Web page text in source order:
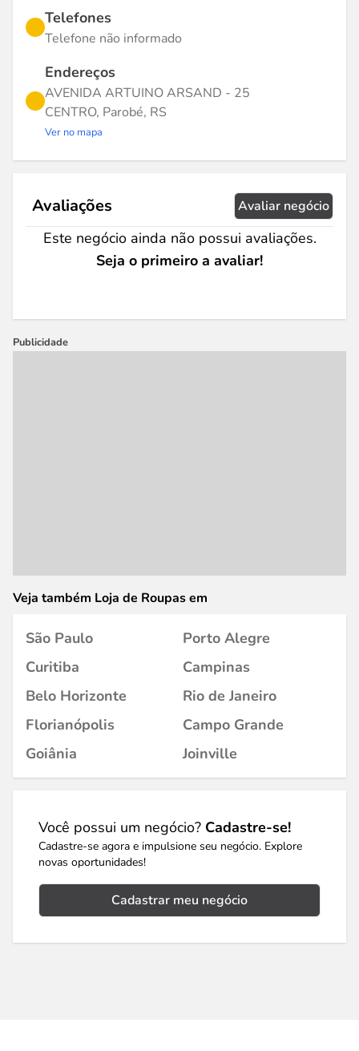
Telefones
Telefone não informado
Endereços
AVENIDA ARTUINO ARSAND - 25
CENTRO, Parobé, RS
Ver no mapa
Avaliações Avaliar negócio
Este negócio ainda não possui avaliações.
Seja o primeiro a avaliar!
Publicidade
Veja também Loja de Roupas em
São Paulo
Porto Alegre
Curitiba
Campinas
Belo Horizonte
Rio de Janeiro
Florianópolis
Campo Grande
Goiânia
Joinville
Você possui um negócio? Cadastre-se!
Cadastre-se agora e impulsione seu negócio. Explore
novas oportunidades!
Cadastrar meu negócio